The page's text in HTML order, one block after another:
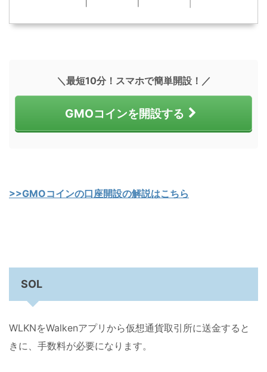
＼最短10分！スマホで簡単開設！／
GMOコインを開設する
>>GMOコインの口座開設の解説はこちら
SOL
WLKNをWalkenアプリから仮想通貨取引所に送金すると
きに、手数料が必要になります。